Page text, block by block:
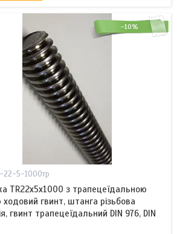
–10%
22-5-1000тр
TR22x5х1000 з трапецеїдальною
ходовий гвинт, штанга різьбова
гвинт трапецеїдальний DIN 976, DIN